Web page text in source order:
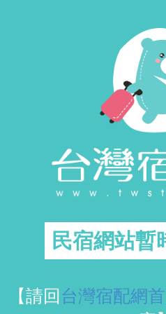
民宿網站暫
【請回台灣宿配網